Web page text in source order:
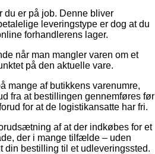
du er på job. Denne bliver
leveringstype er dog at du
forhandlerens lager.
når man mangler varen om et
på den aktuelle vare.
mange af butikkens varenumre,
fra at bestillingen gennemføres før
for at de logistikansatte har fri.
af at der indkøbes for et
der i mange tilfælde – uden
din bestilling til et udleveringssted.